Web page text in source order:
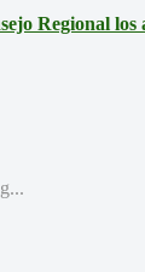
Regional